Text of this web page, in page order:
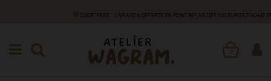
CODE "FREE" : LIVRAISON OFFERTE EN POINT RELAIS DÈS 100 EUROS D'ACHAT